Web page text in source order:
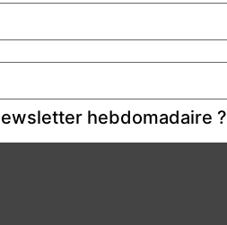
hebdomadaire ?